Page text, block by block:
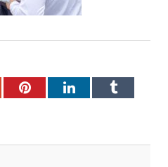
PinterestLinkedInTumblr